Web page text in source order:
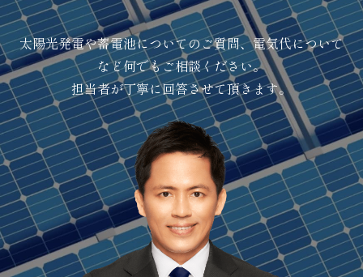
太陽光発電や蓄電池についてのご質問、電気代について
など何でもご相談ください。
担当者が丁寧に回答させて頂きます。